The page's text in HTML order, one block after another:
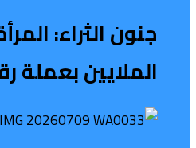
جنون الثراء:
الملايين